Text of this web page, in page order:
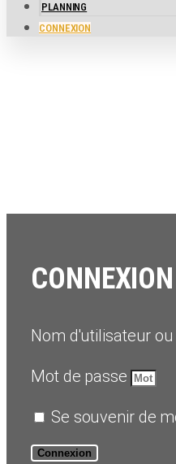
PLANNING
CONNEXION
CONNEXION
Nom d'utilisateur
Mot de passe
Se souvenir de
Connexion